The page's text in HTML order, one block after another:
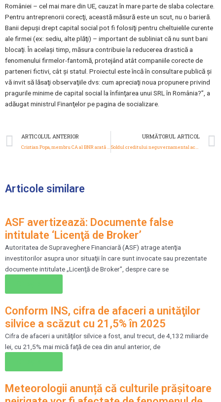
României – cel mai mare din UE, cauzat în mare parte de slaba colectare.
Pentru antreprenorii corecţi, această măsură este un scut, nu o barieră.
Banii depuşi drept capital social pot fi folosiţi pentru cheltuielile curente
ale firmei (ex: sediu, alte plăţi) – important de subliniat că nu sunt bani
blocaţi. În acelaşi timp, măsura contribuie la reducerea drastică a
fenomenului firmelor-fantomă, protejând atât companiile corecte de
parteneri fictivi, cât şi statul. Proiectul este încă în consultare publică şi
vă invit să lăsaţi observaţiile dvs: cum apreciaţi noua propunere privind
pragurile minime de capital social la înfiinţarea unui SRL în România?”, a
adăugat ministrul Finanţelor pe pagina de socializare.
Prev
ARTICOLUL ANTERIOR
Cristian Popa, membru CA al BNR arată o problemă uriașă: ‘România are un deficit de forţă de muncă persistent şi mai sever decât media UE’
URMĂTORUL ARTICOL
Soldul creditului neguvernamental acordat de instituţiile de credit a crescut în luna iulie 2025 cu 0,5%
Articole similare
ASF avertizează: Documente false
intitulate ‘Licenţă de Broker’
Autoritatea de Supraveghere Financiară (ASF) atrage atenţia
investitorilor asupra unor situaţii în care sunt invocate sau prezentate
documente intitulate „Licenţă de Broker”, despre care se
Conform INS, cifra de afaceri a unităţilor
silvice a scăzut cu 21,5% în 2025
Cifra de afaceri a unităţilor silvice a fost, anul trecut, de 4,132 miliarde
lei, cu 21,5% mai mică faţă de cea din anul anterior, de
Meteorologii anunță că culturile prăşitoare